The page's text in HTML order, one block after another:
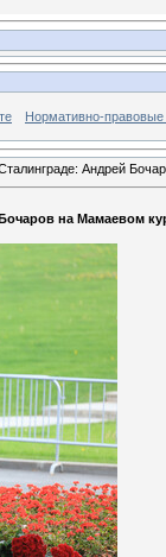
Нормативно-правовые
Андрей
на Мамаевом